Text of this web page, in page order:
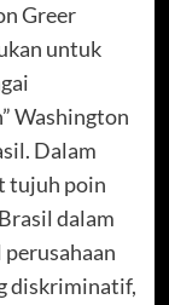
Greer
untuk
Washington
Dalam
tujuh poin
dalam
diskriminatif,